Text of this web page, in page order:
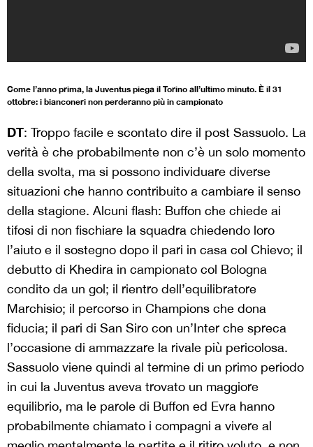
Come l’anno prima, la Juventus piega il Torino all’ultimo minuto. È il 31
ottobre: i bianconeri non perderanno più in campionato
DT: Troppo facile e scontato dire il post Sassuolo. La
verità è che probabilmente non c’è un solo momento
della svolta, ma si possono individuare diverse
situazioni che hanno contribuito a cambiare il senso
della stagione. Alcuni flash: Buffon che chiede ai
tifosi di non fischiare la squadra chiedendo loro
l’aiuto e il sostegno dopo il pari in casa col Chievo; il
debutto di Khedira in campionato col Bologna
condito da un gol; il rientro dell’equilibratore
Marchisio; il percorso in Champions che dona
fiducia; il pari di San Siro con un’Inter che spreca
l’occasione di ammazzare la rivale più pericolosa.
Sassuolo viene quindi al termine di un primo periodo
in cui la Juventus aveva trovato un maggiore
equilibrio, ma le parole di Buffon ed Evra hanno
probabilmente chiamato i compagni a vivere al